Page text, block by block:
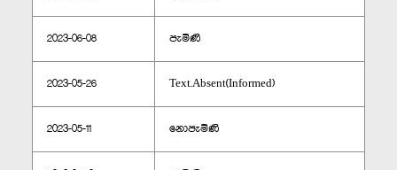
2023-06-08 පැමිණි
2023-05-26 Text.Absent(Informed)
2023-05-11 නොපැමිණි